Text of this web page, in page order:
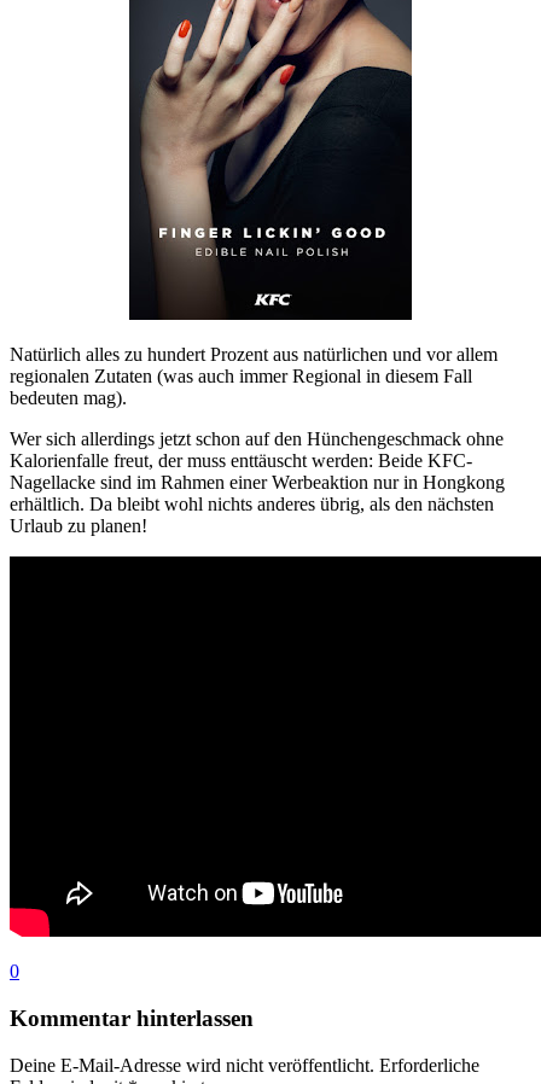
Natürlich alles zu hundert Prozent aus natürlichen und vor allem
regionalen Zutaten (was auch immer Regional in diesem Fall
bedeuten mag).
Wer sich allerdings jetzt schon auf den Hünchengeschmack ohne
Kalorienfalle freut, der muss enttäuscht werden: Beide KFC-
Nagellacke sind im Rahmen einer Werbeaktion nur in Hongkong
erhältlich. Da bleibt wohl nichts anderes übrig, als den nächsten
Urlaub zu planen!
0
Kommentar hinterlassen
Deine E-Mail-Adresse wird nicht veröffentlicht. Erforderliche